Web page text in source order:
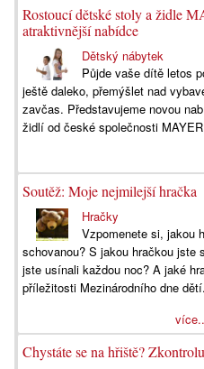
Rostoucí dětské stoly a židle
atraktivnější nabídce
Dětský nábytek
Půjde vaše dítě letos
ještě daleko, přemýšlet nad
zavčas. Představujeme novou
židlí od české společnosti
Soutěž: Moje nejmilejší hračka
Hračky
Vzpomenete si, jakou
schovanou? S jakou hračkou jste
jste usínali každou noc? A jaké
příležitosti Mezinárodního dne
Chystáte se na hřiště?